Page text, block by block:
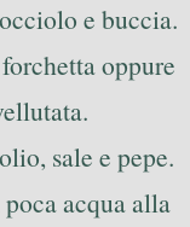
e buccia.
oppure
sale e pepe.
acqua alla